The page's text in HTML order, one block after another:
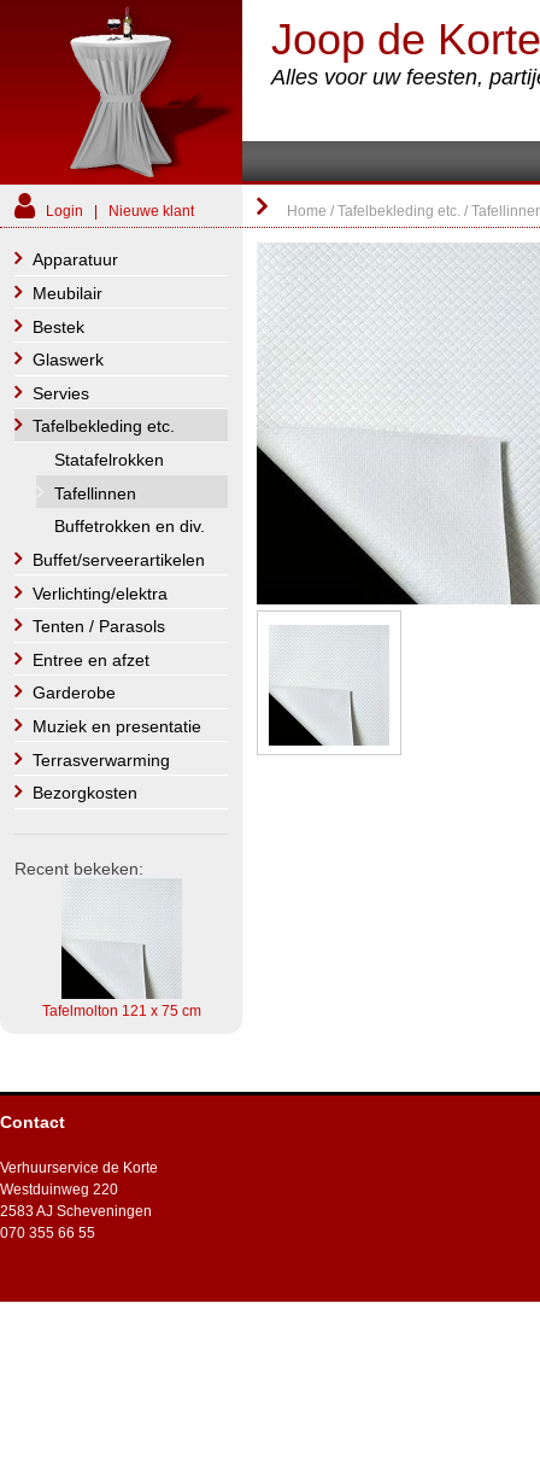
Joop de
Alles voor uw feesten,
Login Nieuwe klant Home /Tafelbekleding etc. /
Apparatuur
Meubilair
Bestek
Glaswerk
Servies
Tafelbekleding etc.
Statafelrokken
Tafellinnen
Buffetrokken en div.
Buffet/serveerartikelen
Verlichting/elektra
Tenten / Parasols
Entree en afzet
Garderobe
Muziek en presentatie
Terrasverwarming
Bezorgkosten
Recent bekeken:
Tafelmolton 121 x 75 cm
Contact
Verhuurservice de Korte
Westduinweg 220
2583 AJ Scheveningen
070 355 66 55